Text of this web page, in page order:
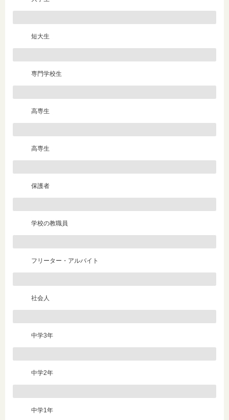
短大生
専門学校生
高専生
高専生
保護者
学校の教職員
フリーター・アルバイト
社会人
中学3年
中学2年
中学1年